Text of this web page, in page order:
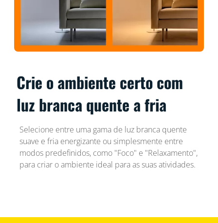
Crie o ambiente certo com
luz branca quente a fria
Selecione entre uma gama de luz branca quente
suave e fria energizante ou simplesmente entre
modos predefinidos, como "Foco" e "Relaxamento",
para criar o ambiente ideal para as suas atividades.